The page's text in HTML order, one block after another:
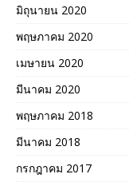
มิถุนายน 2020
พฤษภาคม 2020
เมษายน 2020
มีนาคม 2020
พฤษภาคม 2018
มีนาคม 2018
กรกฎาคม 2017